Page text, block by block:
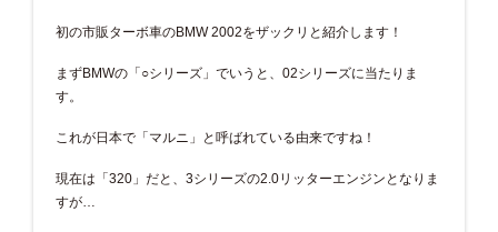
初の市販ターボ車のBMW 2002をザックリと紹介します！
まずBMWの「○シリーズ」でいうと、02シリーズに当たりま
す。
これが日本で「マルニ」と呼ばれている由来ですね！
現在は「320」だと、3シリーズの2.0リッターエンジンとなりま
すが…